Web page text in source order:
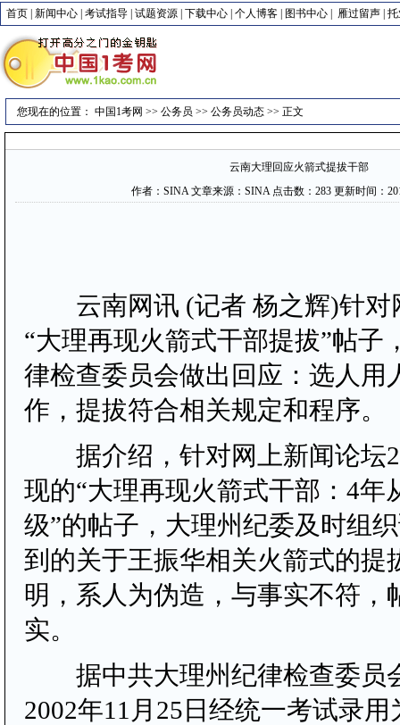
首页 新闻中心 考试指导 试题资源 下载中心 个人博客 图书中心 雁过留声
您现在的位置： 中国1考网 >> 公务员 >> 公务员动态 >> 正文
云南大理回应火箭式提拔干部
作者： SINA文章来源： SINA点击数： 283 更新时间：
云南网讯 (记者 杨之辉)针对
“大理再现火箭式干部提拔”帖子
律检查委员会做出回应：选人用
作，提拔符合相关规定和程序。
据介绍，针对网上新闻论坛
现的“大理再现火箭式干部：4年
级”的帖子，大理州纪委及时组
到的关于王振华相关火箭式的提
明，系人为伪造，与事实不符，
实。
据中共大理州纪律检查委员
2002年11月25日经统一考试录